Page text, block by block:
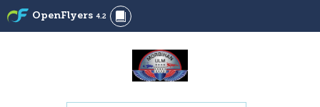
OpenFlyers 4.2